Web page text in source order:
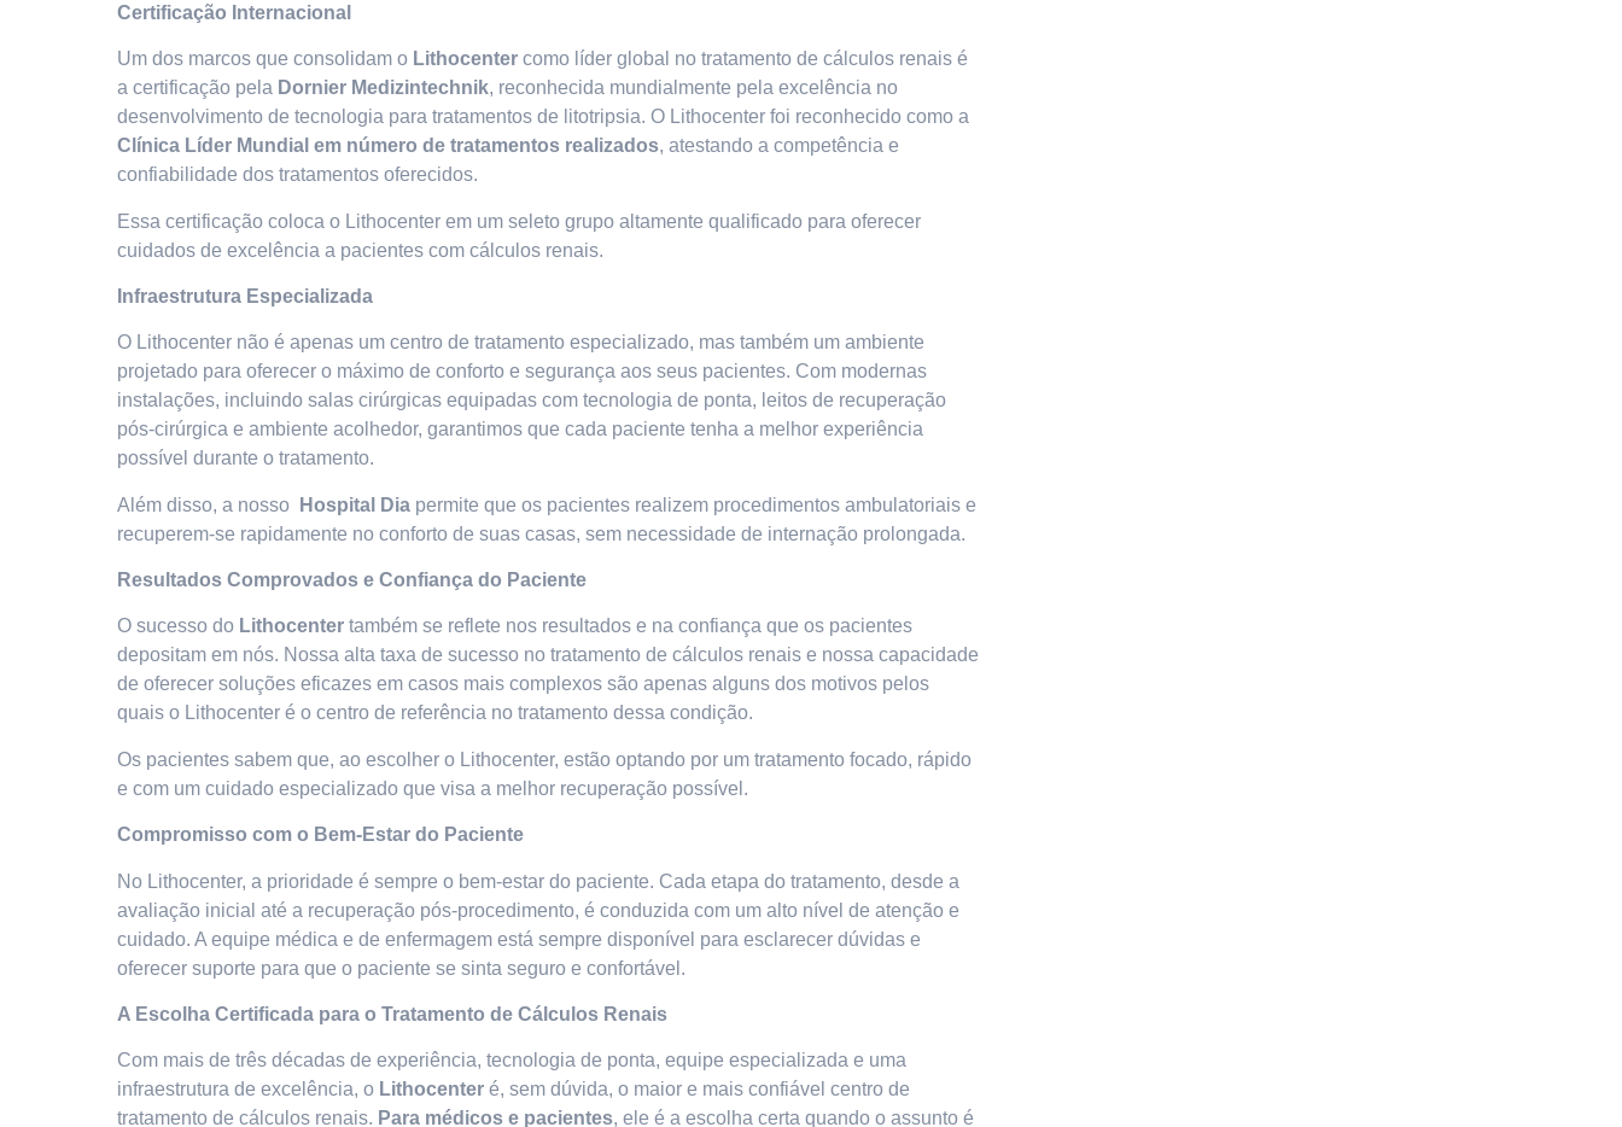
Certificação Internacional
Um dos marcos que consolidam o Lithocenter como líder global no tratamento de cálculos renais é
a certificação pela Dornier Medizintechnik, reconhecida mundialmente pela excelência no
desenvolvimento de tecnologia para tratamentos de litotripsia. O Lithocenter foi reconhecido como a
Clínica Líder Mundial em número de tratamentos realizados, atestando a competência e
confiabilidade dos tratamentos oferecidos.
Essa certificação coloca o Lithocenter em um seleto grupo altamente qualificado para oferecer
cuidados de excelência a pacientes com cálculos renais.
Infraestrutura Especializada
O Lithocenter não é apenas um centro de tratamento especializado, mas também um ambiente
projetado para oferecer o máximo de conforto e segurança aos seus pacientes. Com modernas
instalações, incluindo salas cirúrgicas equipadas com tecnologia de ponta, leitos de recuperação
pós-cirúrgica e ambiente acolhedor, garantimos que cada paciente tenha a melhor experiência
possível durante o tratamento.
Além disso, a nosso Hospital Dia permite que os pacientes realizem procedimentos ambulatoriais e
recuperem-se rapidamente no conforto de suas casas, sem necessidade de internação prolongada.
Resultados Comprovados e Confiança do Paciente
O sucesso do Lithocenter também se reflete nos resultados e na confiança que os pacientes
depositam em nós. Nossa alta taxa de sucesso no tratamento de cálculos renais e nossa capacidade
de oferecer soluções eficazes em casos mais complexos são apenas alguns dos motivos pelos
quais o Lithocenter é o centro de referência no tratamento dessa condição.
Os pacientes sabem que, ao escolher o Lithocenter, estão optando por um tratamento focado, rápido
e com um cuidado especializado que visa a melhor recuperação possível.
Compromisso com o Bem-Estar do Paciente
No Lithocenter, a prioridade é sempre o bem-estar do paciente. Cada etapa do tratamento, desde a
avaliação inicial até a recuperação pós-procedimento, é conduzida com um alto nível de atenção e
cuidado. A equipe médica e de enfermagem está sempre disponível para esclarecer dúvidas e
oferecer suporte para que o paciente se sinta seguro e confortável.
A Escolha Certificada para o Tratamento de Cálculos Renais
Com mais de três décadas de experiência, tecnologia de ponta, equipe especializada e uma
infraestrutura de excelência, o Lithocenter é, sem dúvida, o maior e mais confiável centro de
tratamento de cálculos renais. Para médicos e pacientes, ele é a escolha certa quando o assunto é